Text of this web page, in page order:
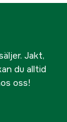
Jakt,
du alltid
oss!